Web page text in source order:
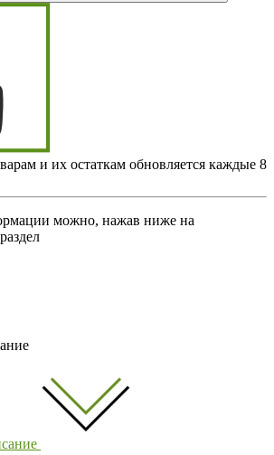
и их остаткам обновляется каждые 8
можно, нажав ниже на